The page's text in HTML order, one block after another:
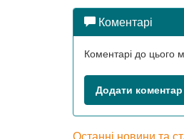
Коментарі
Коментарі до цього
Додати коментар
Останні новини та